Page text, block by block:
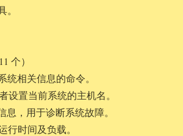
。
个）
统相关信息的命令。
设置当前系统的主机名。
息，用于诊断系统故障。
行时间及负载。